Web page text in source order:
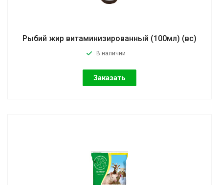
Рыбий жир витаминизированный (100мл) (вс)
В наличии
Заказать